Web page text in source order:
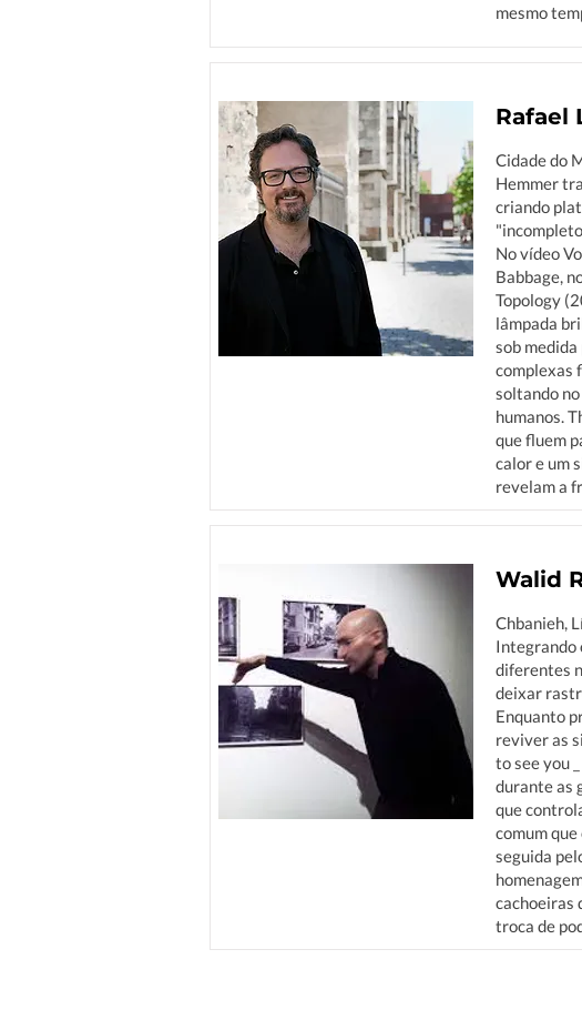
mesmo
Rafael
Cidade do
Hemmer
criando
No vídeo
Babbage,
Topology
lâmpada
sob
complexas
soltando
humanos.
que fluem
calor e um
revelam a
Walid
Chbanieh,
Integrando
diferentes
deixar
Enquanto
reviver as
to see you
durante as
que
comum
seguida
cachoeiras
troca de